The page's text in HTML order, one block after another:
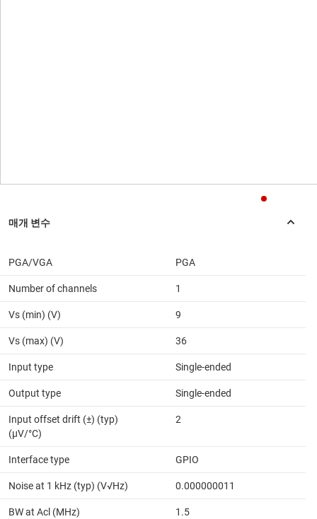
PGA/VGA PGA
Number of channels 1
Vs (min) (V) 9
Vs (max) (V) 36
Input type Single-ended
Output type Single-ended
Input offset drift (±) (typ)
(µV/°C)
2
Interface type GPIO
Noise at 1 kHz (typ) (V√Hz) 0.000000011
BW at Acl (MHz) 1.5